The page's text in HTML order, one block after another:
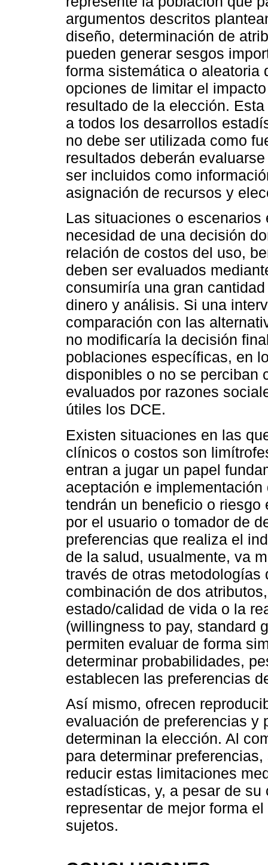
argumentos descritos
diseño, determinación de
pueden generar sesgos
forma sistemática o aleatoria
opciones de limitar el
resultado de la elección.
a todos los desarrollos
no debe ser utilizada como
resultados deberán
ser incluidos como
asignación de recursos y
Las situaciones o
necesidad de una decisión
relación de costos del uso,
deben ser evaluados
consumiría una gran
dinero y análisis. Si una
comparación con las
no modificaría la decisión
poblaciones específicas, en
disponibles o no se perciban
evaluados por razones
útiles los DCE.
Existen situaciones en las
clínicos o costos son
entran a jugar un papel
aceptación e
tendrán un beneficio o
por el usuario o tomador de
preferencias que realiza el
de la salud, usualmente, va
través de otras
combinación de dos
estado/calidad de vida o la
(willingness to pay, standard
permiten evaluar de forma
determinar probabilidades,
establecen las preferencias
Así mismo, ofrecen
evaluación de preferencias y
determinan la elección. Al
para determinar
reducir estas limitaciones
estadísticas, y, a pesar de
representar de mejor forma
sujetos.